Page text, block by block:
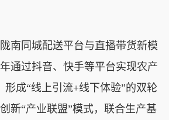
同城配送平台与直播带货新模
通过抖音、快手等平台实现农产
形成“线上引流+线下体验”的双轮
新“产业联盟”模式，联合生产基